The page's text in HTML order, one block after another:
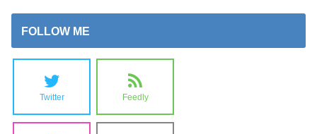
FOLLOW ME
Twitter Feedly